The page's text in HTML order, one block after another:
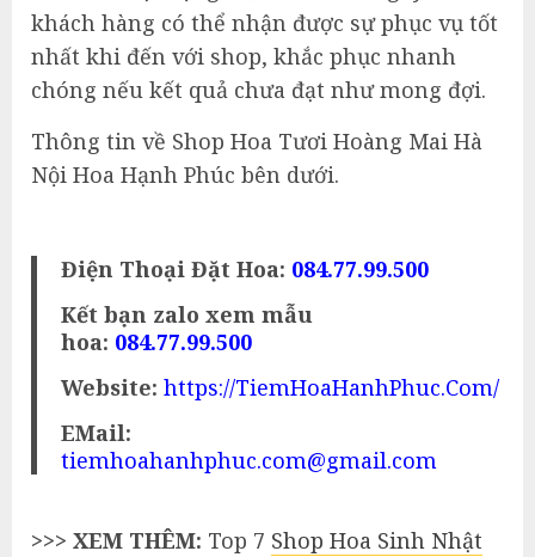
khách hàng có thể nhận được sự phục vụ tốt
nhất khi đến với shop, khắc phục nhanh
chóng nếu kết quả chưa đạt như mong đợi.
Thông tin về Shop Hoa Tươi Hoàng Mai Hà
Nội Hoa Hạnh Phúc bên dưới.
Điện Thoại Đặt Hoa: 084.77.99.500
Kết bạn zalo xem mẫu
hoa: 084.77.99.500
Website: https://TiemHoaHanhPhuc.Com/
EMail:
tiemhoahanhphuc.com@gmail.com
>>> XEM THÊM: Top 7 Shop Hoa Sinh Nhật